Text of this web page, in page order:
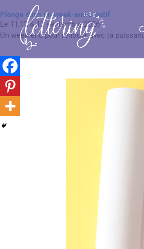
Plonge dans un week-end créatif
Le 11,12 & 13 septembre 2026
Un week-end pour renouer avec ta